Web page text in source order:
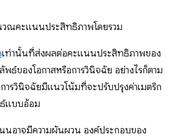
ณคะแนนประสิทธิภาพโดยรวม
เท่านั้นที่ส่งผลต่อคะแนนประสิทธิภาพของ
ธ์ของโอกาสหรือการวินิจฉัย อย่างไรก็ตาม
ารวินิจฉัยมีแนวโน้มที่จะปรับปรุงค่าเมตริก
แบบอ้อม
นนอาจมีความผันผวน องค์ประกอบของ